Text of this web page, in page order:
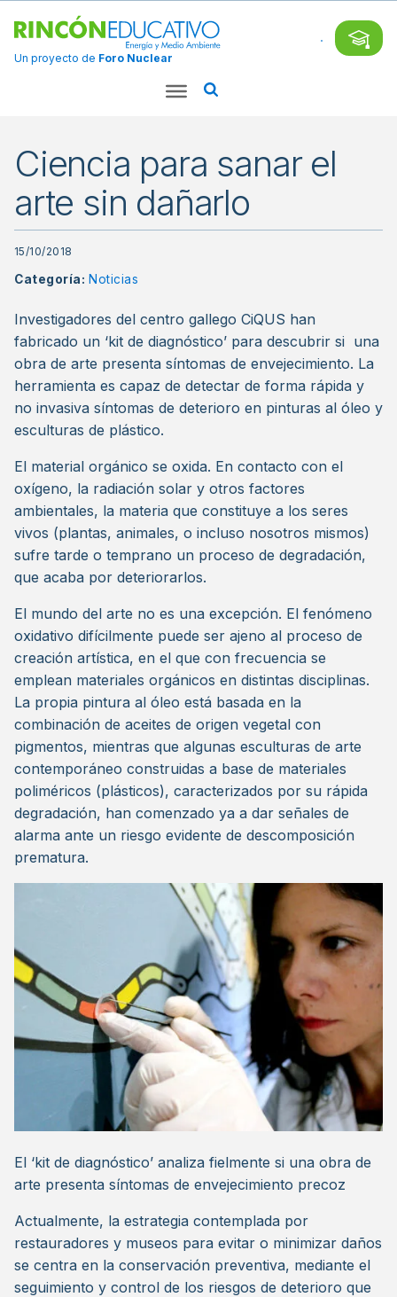
Un proyecto de Foro Nuclear
Ciencia para sanar el
arte sin dañarlo
15/10/2018
Categoría: Noticias
Investigadores del centro gallego CiQUS han
fabricado un ‘kit de diagnóstico’ para descubrir si una
obra de arte presenta síntomas de envejecimiento. La
herramienta es capaz de detectar de forma rápida y
no invasiva síntomas de deterioro en pinturas al óleo y
esculturas de plástico.
El material orgánico se oxida. En contacto con el
oxígeno, la radiación solar y otros factores
ambientales, la materia que constituye a los seres
vivos (plantas, animales, o incluso nosotros mismos)
sufre tarde o temprano un proceso de degradación,
que acaba por deteriorarlos.
El mundo del arte no es una excepción. El fenómeno
oxidativo difícilmente puede ser ajeno al proceso de
creación artística, en el que con frecuencia se
emplean materiales orgánicos en distintas disciplinas.
La propia pintura al óleo está basada en la
combinación de aceites de origen vegetal con
pigmentos, mientras que algunas esculturas de arte
contemporáneo construidas a base de materiales
poliméricos (plásticos), caracterizados por su rápida
degradación, han comenzado ya a dar señales de
alarma ante un riesgo evidente de descomposición
prematura.
El ‘kit de diagnóstico’ analiza fielmente si una obra de
arte presenta síntomas de envejecimiento precoz
Actualmente, la estrategia contemplada por
restauradores y museos para evitar o minimizar daños
se centra en la conservación preventiva, mediante el
seguimiento y control de los riesgos de deterioro que